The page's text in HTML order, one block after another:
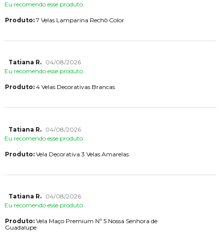
Eu recomendo esse produto.
Produto:7 Velas Lamparina Rechô Color
Tatiana R.
04/08/2026
Eu recomendo esse produto.
Produto:4 Velas Decorativas Brancas
Tatiana R.
04/08/2026
Eu recomendo esse produto.
Produto:Vela Decorativa 3 Velas Amarelas
Tatiana R.
04/08/2026
Eu recomendo esse produto.
Produto:Vela Maço Premium Nº 5 Nossa Senhora de
Guadalupe